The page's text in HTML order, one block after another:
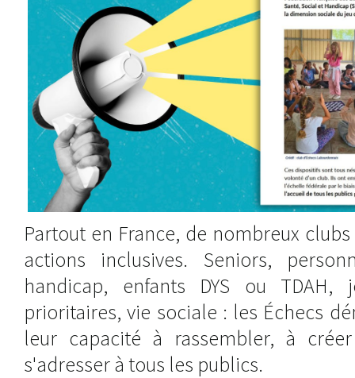
Partout en France, de nombreux
actions inclusives. Seniors,
handicap, enfants DYS ou TDAH,
prioritaires, vie sociale : les Échecs
leur capacité à rassembler, à
s'adresser à tous les publics.